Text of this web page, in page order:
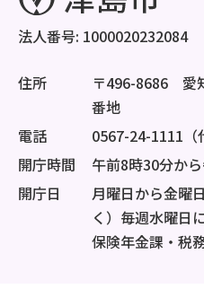
法人番号: 1000020232084
住所
〒496-8686 愛
番地
電話
0567-24-1111（
開庁時間
午前8時30分か
開庁日
月曜日から金曜
く）毎週水曜日
保険年金課・税